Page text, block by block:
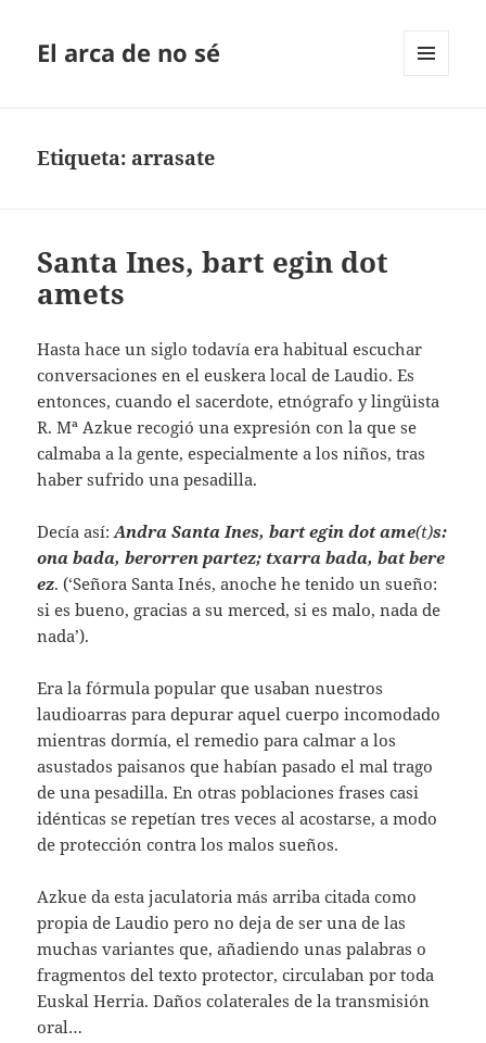
El arca de no sé
Etiqueta: arrasate
Santa Ines, bart egin dot
amets
Hasta hace un siglo todavía era habitual escuchar
conversaciones en el euskera local de Laudio. Es
entonces, cuando el sacerdote, etnógrafo y lingüista
R. Mª Azkue recogió una expresión con la que se
calmaba a la gente, especialmente a los niños, tras
haber sufrido una pesadilla.
Decía así:Andra Santa Ines, bart egin dot ame(t)s:
ona bada, berorren partez; txarra bada, bat bere
ez. (‘Señora Santa Inés, anoche he tenido un sueño:
si es bueno, gracias a su merced, si es malo, nada de
nada’).
Era la fórmula popular que usaban nuestros
laudioarras para depurar aquel cuerpo incomodado
mientras dormía, el remedio para calmar a los
asustados paisanos que habían pasado el mal trago
de una pesadilla. En otras poblaciones frases casi
idénticas se repetían tres veces al acostarse, a modo
de protección contra los malos sueños.
Azkue da esta jaculatoria más arriba citada como
propia de Laudio pero no deja de ser una de las
muchas variantes que, añadiendo unas palabras o
fragmentos del texto protector, circulaban por toda
Euskal Herria. Daños colaterales de la transmisión
oral…